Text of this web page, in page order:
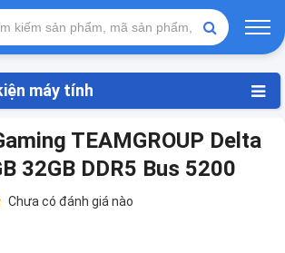
máy tính
TEAMGROUP Delta
32GB DDR5 Bus 5200
Chưa có đánh giá nào